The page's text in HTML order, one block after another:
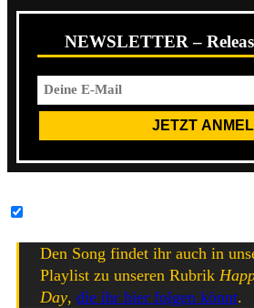
NEWSLETTER –
Den Song findet ihr auch in
Playlist zu unseren Rubrik
Day, die ihr hier folgen könnt.